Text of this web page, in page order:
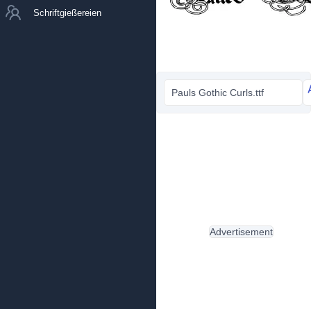
Schriftgießereien
Pauls Gothic Curls.ttf
Advertisement